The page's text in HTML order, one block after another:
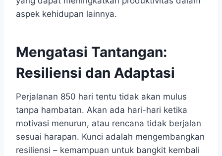
aspek kehidupan lainnya.
Mengatasi Tantangan:
Resiliensi dan Adaptasi
Perjalanan 850 hari tentu tidak akan mulus
tanpa hambatan. Akan ada hari-hari ketika
motivasi menurun, atau rencana tidak berjalan
sesuai harapan. Kunci adalah mengembangkan
resiliensi – kemampuan untuk bangkit kembali